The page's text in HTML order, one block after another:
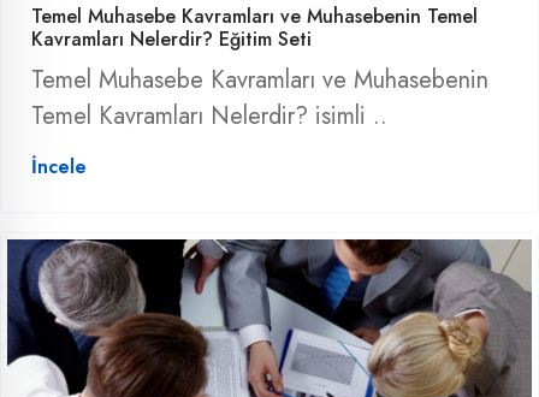
Temel Muhasebe Kavramları ve Muhasebenin Temel
Kavramları Nelerdir? Eğitim Seti
Temel Muhasebe Kavramları ve Muhasebenin
Temel Kavramları Nelerdir? isimli ..
İncele